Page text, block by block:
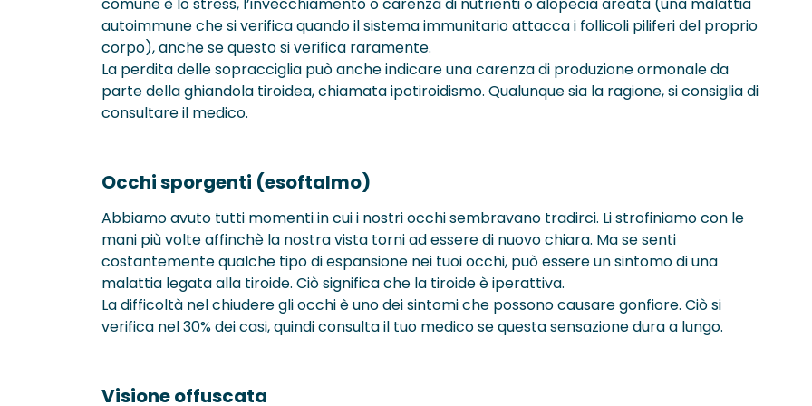
autoimmune che si verifica quando il sistema immunitario attacca i follicoli piliferi del proprio
corpo), anche se questo si verifica raramente.
La perdita delle sopracciglia può anche indicare una carenza di produzione ormonale da
parte della ghiandola tiroidea, chiamata ipotiroidismo. Qualunque sia la ragione, si consiglia di
consultare il medico.
Occhi sporgenti (esoftalmo)
Abbiamo avuto tutti momenti in cui i nostri occhi sembravano tradirci. Li strofiniamo con le
mani più volte affinchè la nostra vista torni ad essere di nuovo chiara. Ma se senti
costantemente qualche tipo di espansione nei tuoi occhi, può essere un sintomo di una
malattia legata alla tiroide. Ciò significa che la tiroide è iperattiva.
La difficoltà nel chiudere gli occhi è uno dei sintomi che possono causare gonfiore. Ciò si
verifica nel 30% dei casi, quindi consulta il tuo medico se questa sensazione dura a lungo.
Visione offuscata